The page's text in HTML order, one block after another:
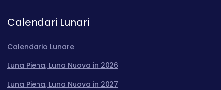
Calendari Lunari
Calendario Lunare
Luna Piena, Luna Nuova in 2026
Luna Piena, Luna Nuova in 2027